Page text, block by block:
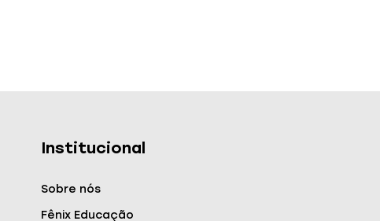
Institucional
Sobre nós
Fênix Educação